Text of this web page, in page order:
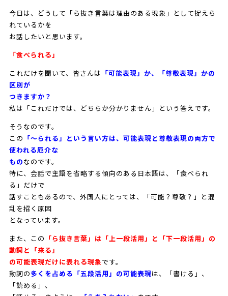
今日は、どうして「ら抜き言葉は理由のある現象」として捉えら
れているかを
お話したいと思います。
「食べられる」
これだけを聞いて、皆さんは 「可能表現」か、「尊敬表現」かの
区別が
つきますか？
私は「これだけでは、どちらか分かりません」という答えです。
そうなのです。
この 「～られる」という言い方は、可能表現と尊敬表現の両方で
使われる厄介な
ものなのです。
特に、会話で主語を省略する傾向のある日本語は、「食べられ
る」だけで
話すこともあるので、外国人にとっては、「可能？尊敬？」と混
乱を招く原因
となっています。
また、この 「ら抜き言葉」は「上一段活用」と「下一段活用」の
動詞と「来る」
の可能表現だけに表れる現象です。
動詞の多くを占める「五段活用」の可能表現は、「書ける」、
「読める」、